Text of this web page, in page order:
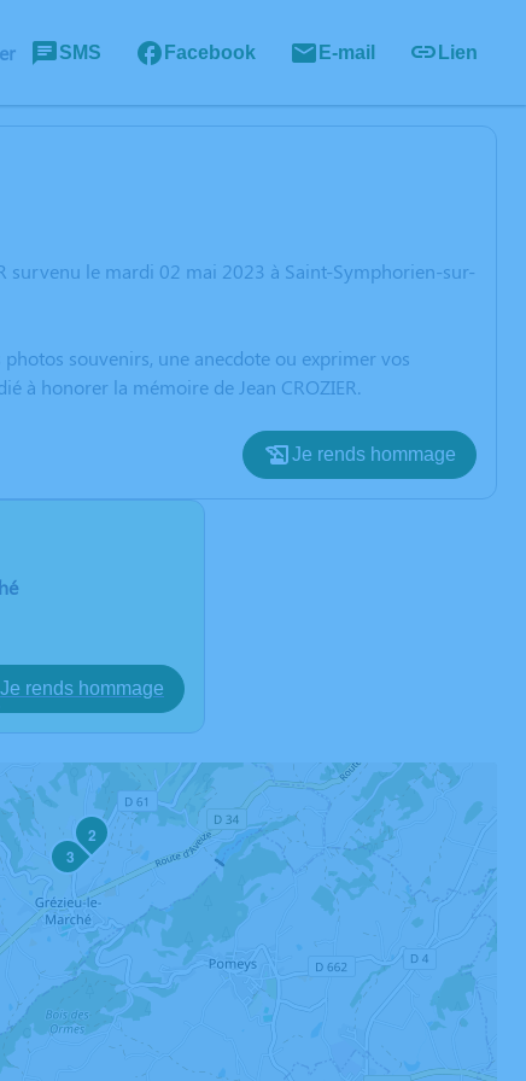
SMS Facebook E-mail Lien
survenu le mardi 02 mai 2023 à Saint-Symphorien-sur-
souvenirs, une anecdote ou exprimer vos
à honorer la mémoire de Jean CROZIER.
Je rends hommage
Je rends hommage
2
3